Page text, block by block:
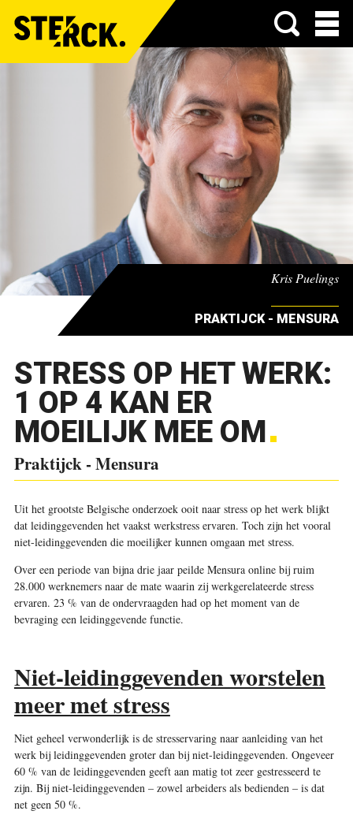
Menu
Kris Puelings
PRAKTIJCK - MENSURA
STRESS OP HET WERK:
1 OP 4 KAN ER
MOEILIJK MEE OM
Praktijck - Mensura
Uit het grootste Belgische onderzoek ooit naar stress op het werk blijkt
dat leidinggevenden het vaakst werkstress ervaren. Toch zijn het vooral
niet-leidinggevenden die moeilijker kunnen omgaan met stress.
Over een periode van bijna drie jaar peilde Mensura online bij ruim
28.000 werknemers naar de mate waarin zij werkgerelateerde stress
ervaren. 23 % van de ondervraagden had op het moment van de
bevraging een leiding­gevende functie.
Niet-leidinggevenden worstelen
meer met stress
Niet geheel verwonderlijk is de stresservaring naar aanleiding van het
werk bij leidinggevenden groter dan bij niet-leidinggevenden. Ongeveer
60 % van de leidinggevenden geeft aan matig tot zeer gestresseerd te
zijn. Bij niet-leidinggevenden – zowel arbeiders als bedienden – is dat
net geen 50 %.